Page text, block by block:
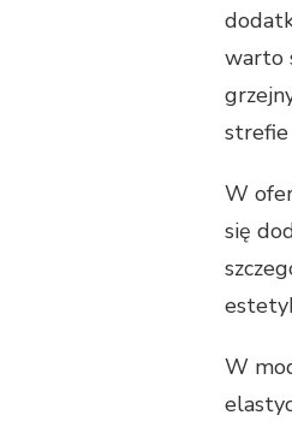
warto
strefie
W
się
W